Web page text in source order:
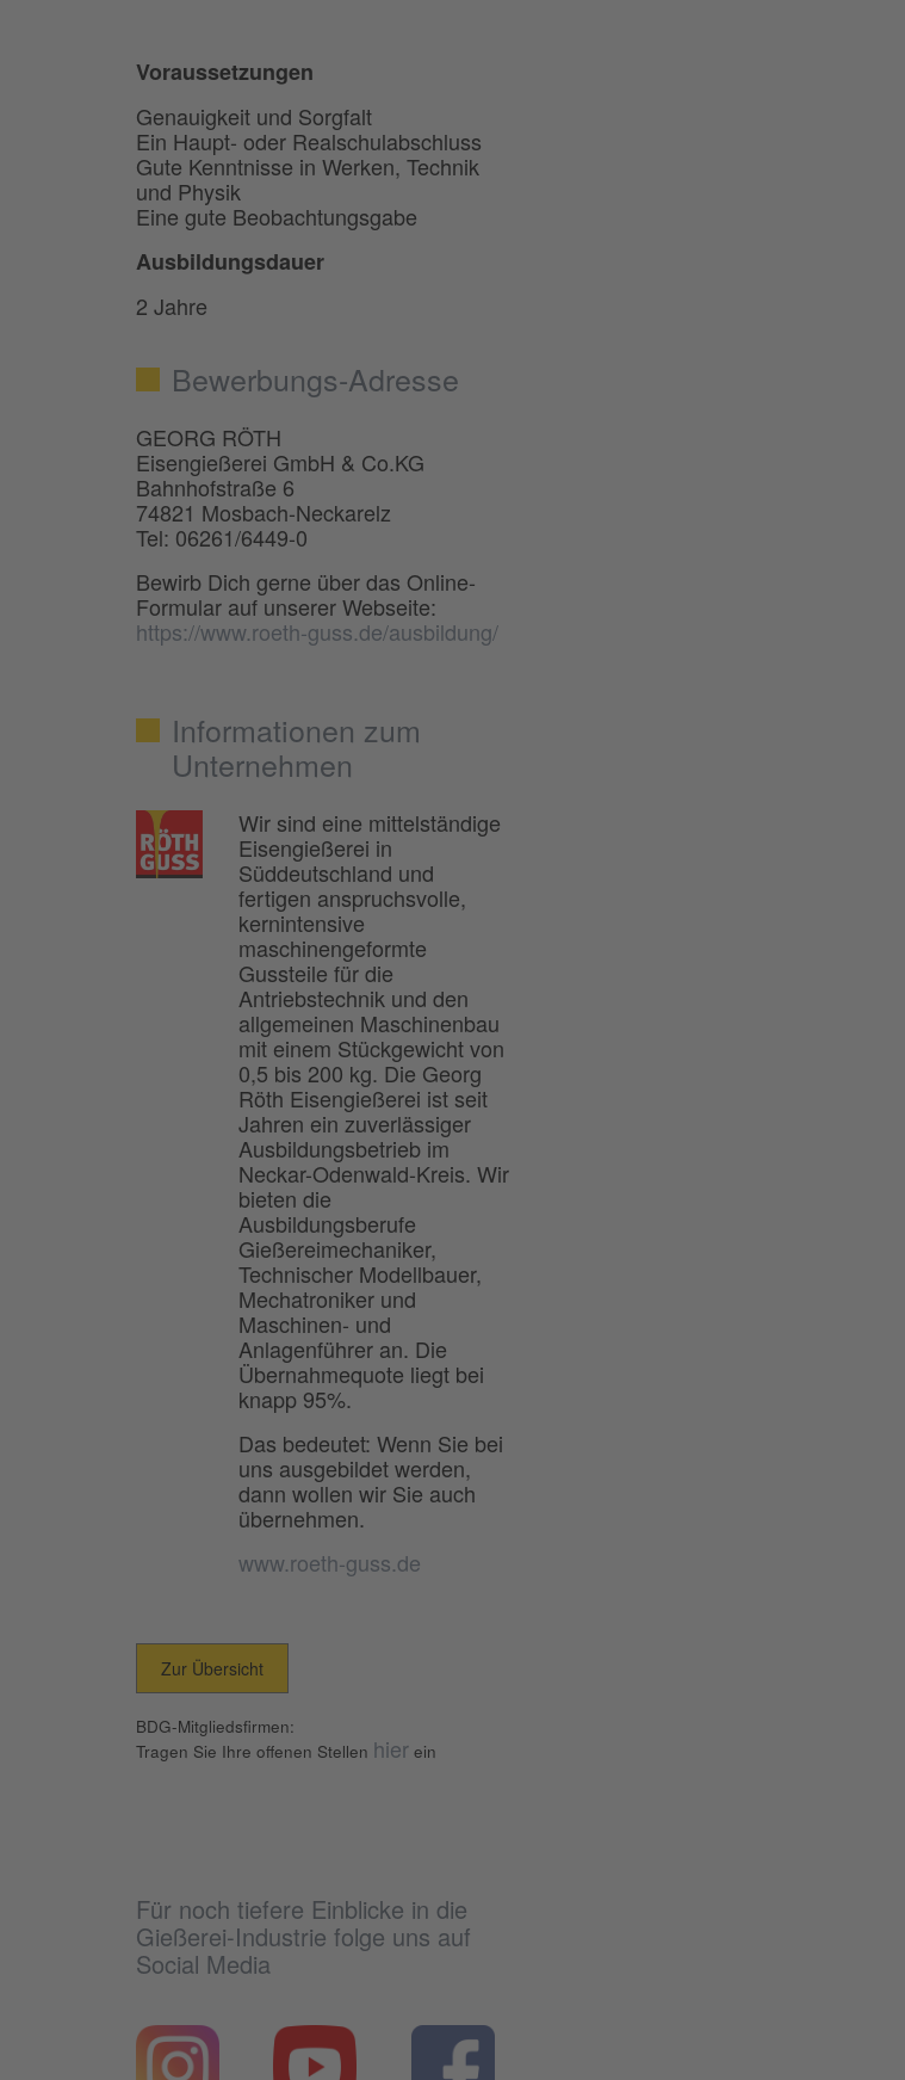
Voraussetzungen
Genauigkeit und Sorgfalt
Ein Haupt- oder Realschulabschluss
Gute Kenntnisse in Werken, Technik
und Physik
Eine gute Beobachtungsgabe
Ausbildungsdauer
2 Jahre
Bewerbungs-Adresse
GEORG RÖTH
Eisengießerei GmbH & Co.KG
Bahnhofstraße 6
74821 Mosbach-Neckarelz
Tel: 06261/6449-0
Bewirb Dich gerne über das Online-
Formular auf unserer Webseite:
https://www.roeth-guss.de/ausbildung/
Informationen zum
Unternehmen
Wir sind eine mittelständige
Eisengießerei in
Süddeutschland und
fertigen anspruchsvolle,
kernintensive
maschinengeformte
Gussteile für die
Antriebstechnik und den
allgemeinen Maschinenbau
mit einem Stückgewicht von
0,5 bis 200 kg. Die Georg
Röth Eisengießerei ist seit
Jahren ein zuverlässiger
Ausbildungsbetrieb im
Neckar-Odenwald-Kreis. Wir
bieten die
Ausbildungsberufe
Gießereimechaniker,
Technischer Modellbauer,
Mechatroniker und
Maschinen- und
Anlagenführer an. Die
Übernahmequote liegt bei
knapp 95%.
Das bedeutet: Wenn Sie bei
uns ausgebildet werden,
dann wollen wir Sie auch
übernehmen.
www.roeth-guss.de
Zur Übersicht
BDG-Mitgliedsfirmen:
Tragen Sie Ihre offenen Stellen hier ein
Für noch tiefere Einblicke in die
Gießerei-Industrie folge uns auf
Social Media